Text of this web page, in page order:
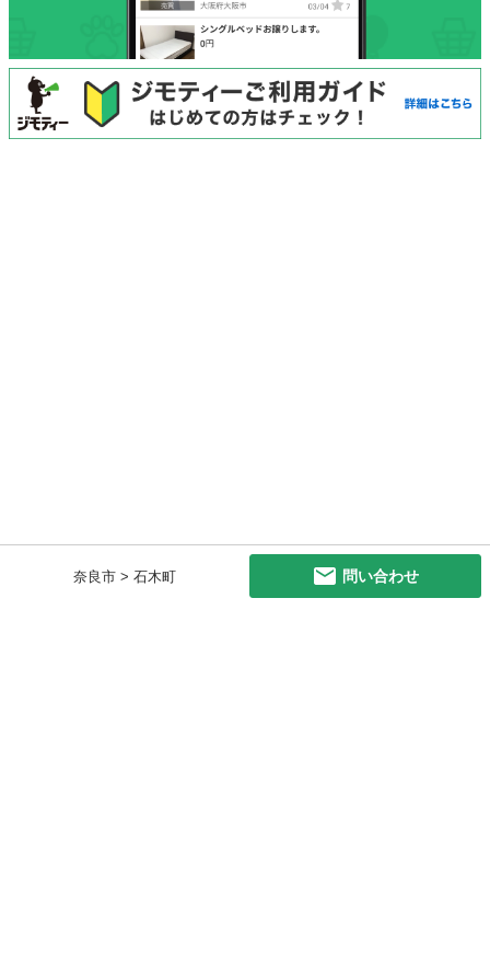
奈良市 > 石木町 問い合わせ